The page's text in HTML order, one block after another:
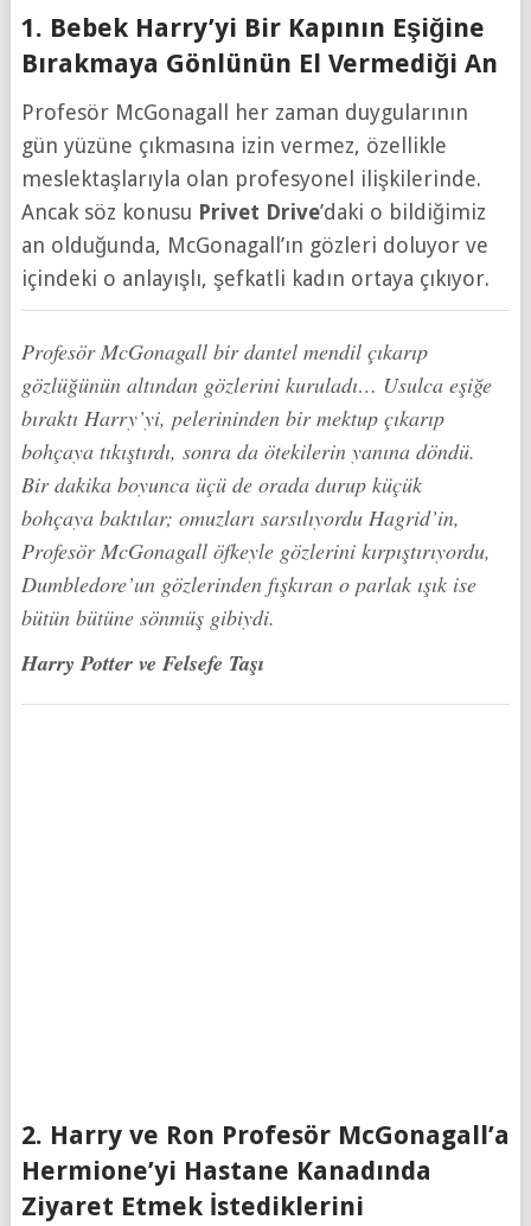
1. Bebek Harry’yi Bir Kapının Eşiğine
Bırakmaya Gönlünün El Vermediği An
Profesör McGonagall her zaman duygularının
gün yüzüne çıkmasına izin vermez, özellikle
meslektaşlarıyla olan profesyonel ilişkilerinde.
Ancak söz konusu Privet Drive’daki o bildiğimiz
an olduğunda, McGonagall’ın gözleri doluyor ve
içindeki o anlayışlı, şefkatli kadın ortaya çıkıyor.
Profesör McGonagall bir dantel mendil çıkarıp
gözlüğünün altından gözlerini kuruladı… Usulca eşiğe
bıraktı Harry’yi, pelerininden bir mektup çıkarıp
bohçaya tıkıştırdı, sonra da ötekilerin yanına döndü.
Bir dakika boyunca üçü de orada durup küçük
bohçaya baktılar; omuzları sarsılıyordu Hagrid’in,
Profesör McGonagall öfkeyle gözlerini kırpıştırıyordu,
Dumbledore’un gözlerinden fışkıran o parlak ışık ise
bütün bütüne sönmüş gibiydi.
Harry Potter ve Felsefe Taşı
2. Harry ve Ron Profesör McGonagall’a
Hermione’yi Hastane Kanadında
Ziyaret Etmek İstediklerini